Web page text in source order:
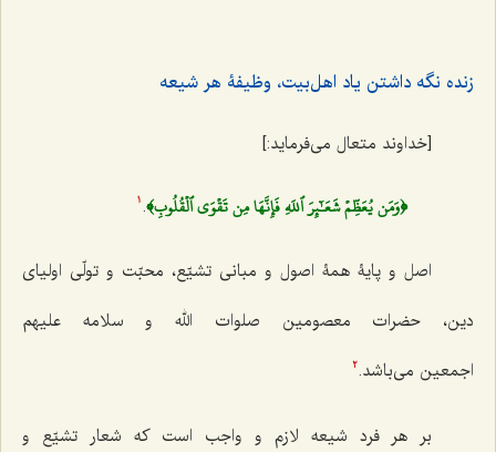
زنده نگه ‌داشتن یاد اهل‌بیت، وظیفۀ هر شیعه
[خداوند متعال می‌فرماید:]
﴿وَمَن يُعَظِّمۡ شَعَـٰٓئِرَ ٱللَهِ فَإِنَّهَا مِن تَقۡوَى ٱلۡقُلُوبِ﴾.
1
اصل و پایۀ همۀ اصول و مبانی تشیّع، محبّت و تولّی اولیای
دین، حضرات معصومین صلوات الله و سلامه علیهم
اجمعین می‌باشد.2
بر هر فرد شیعه لازم و واجب است که شعار تشیّع و